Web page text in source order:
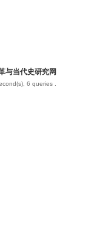
与当代史研究网
6 queries .